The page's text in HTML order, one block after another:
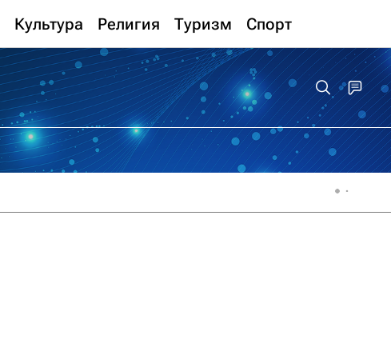
Культура Религия Туризм Спорт